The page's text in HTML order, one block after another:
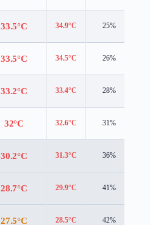
33.5°C 34.9°C 25%
33.5°C 34.5°C 26%
33.2°C 33.4°C 28%
32°C 32.6°C 31%
30.2°C 31.3°C 36%
28.7°C 29.9°C 41%
27.5°C 28.5°C 42%